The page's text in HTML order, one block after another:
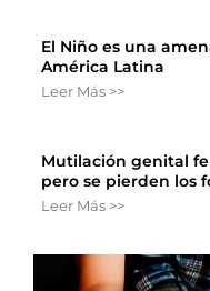
El Niño es una
América Latina
Leer Más >>
Mutilación genital
pero se pierden los
Leer Más >>